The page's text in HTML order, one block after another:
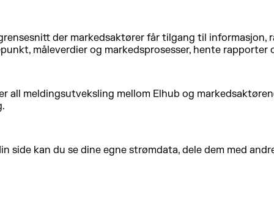
der markedsaktører får tilgang til
måleverdier og markedsprosesser, hente rapporter
all meldingsutveksling mellom Elhub og
side kan du se dine egne strømdata, dele dem med